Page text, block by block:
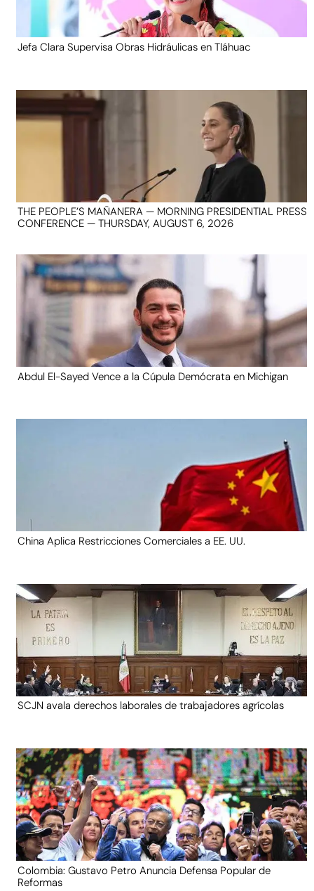
Jefa Clara Supervisa Obras Hidráulicas en Tláhuac
THE PEOPLE’S MAÑANERA — MORNING PRESIDENTIAL PRESS
CONFERENCE — THURSDAY, AUGUST 6, 2026
Abdul El-Sayed Vence a la Cúpula Demócrata en Michigan
China Aplica Restricciones Comerciales a EE. UU.
SCJN avala derechos laborales de trabajadores agrícolas
Colombia: Gustavo Petro Anuncia Defensa Popular de
Reformas